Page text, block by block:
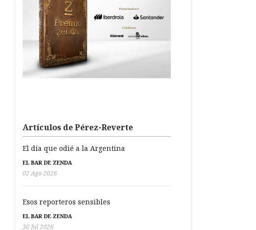
Artículos de Pérez-Reverte
El día que odié a la Argentina
EL BAR DE ZENDA
02 Ago 2026
Esos reporteros sensibles
EL BAR DE ZENDA
30 Jul 2026